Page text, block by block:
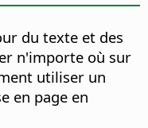
du texte et des
n'importe où sur
utiliser un
en page en